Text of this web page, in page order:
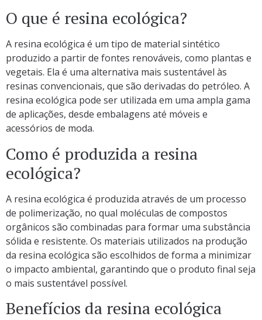
O que é resina ecológica?
A resina ecológica é um tipo de material sintético
produzido a partir de fontes renováveis, como plantas e
vegetais. Ela é uma alternativa mais sustentável às
resinas convencionais, que são derivadas do petróleo. A
resina ecológica pode ser utilizada em uma ampla gama
de aplicações, desde embalagens até móveis e
acessórios de moda.
Como é produzida a resina
ecológica?
A resina ecológica é produzida através de um processo
de polimerização, no qual moléculas de compostos
orgânicos são combinadas para formar uma substância
sólida e resistente. Os materiais utilizados na produção
da resina ecológica são escolhidos de forma a minimizar
o impacto ambiental, garantindo que o produto final seja
o mais sustentável possível.
Benefícios da resina ecológica